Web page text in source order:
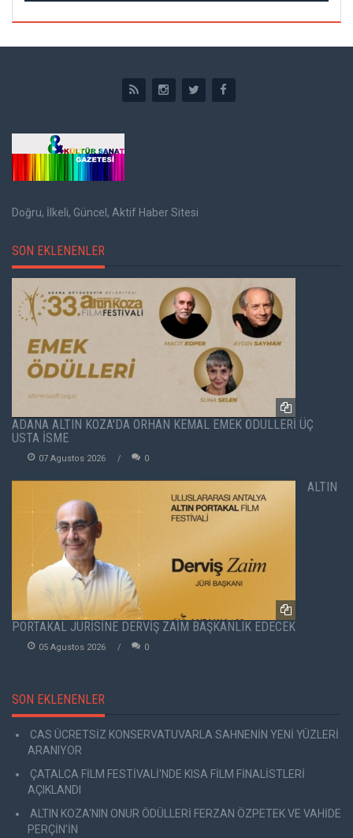
Doğru, İlkeli, Güncel, Aktif Haber Sitesi
SON EKLENENLER
ADANA ALTIN KOZA'DA ORHAN KEMAL EMEK ÖDÜLLERİ ÜÇ
USTA İSME
07 Agustos 2026 0
ALTIN
PORTAKAL JÜRİSİNE DERVİŞ ZAİM BAŞKANLIK EDECEK
05 Agustos 2026 0
SON EKLENENLER
CAS ÜCRETSİZ KONSERVATUVARLA SAHNENİN YENİ YÜZLERİ
ARANIYOR
ÇATALCA FİLM FESTİVALİ'NDE KISA FİLM FİNALİSTLERİ
AÇIKLANDI
ALTIN KOZA'NIN ONUR ÖDÜLLERİ FERZAN ÖZPETEK VE VAHİDE
PERÇİN'İN